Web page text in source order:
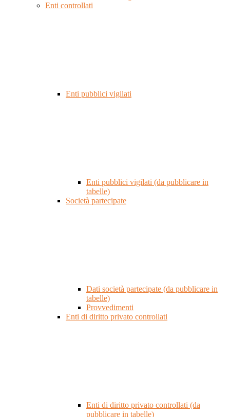
Enti controllati
Enti pubblici vigilati
Enti pubblici vigilati (da pubblicare in
tabelle)
Società partecipate
Dati società partecipate (da pubblicare in
tabelle)
Provvedimenti
Enti di diritto privato controllati
Enti di diritto privato controllati (da
pubblicare in tabelle)